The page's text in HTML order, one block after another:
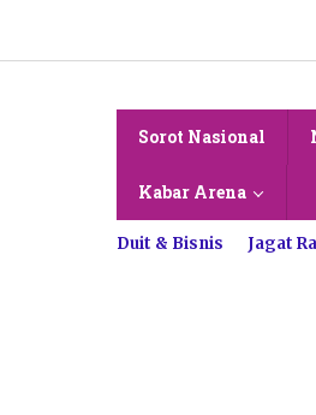
konten
Sorot Nasional
Kabar Arena
Duit & Bisnis Jagat